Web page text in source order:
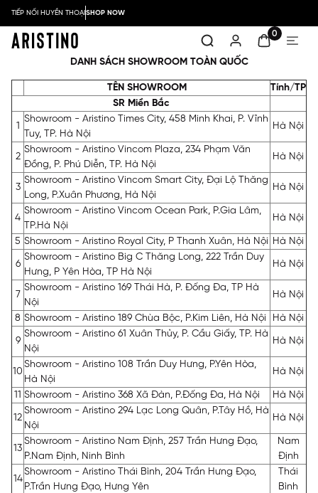
TIẾP NỐI HUYỀN THOẠISHOP NOW
0
DANH SÁCH SHOWROOM TOÀN QUỐC
TÊN SHOWROOM
Tính/TP
SR Miền Bắc
1
Showroom - Aristino Times City, 458 Minh Khai, P. Vĩnh
Tuy, TP. Hà Nội
Hà Nội
2
Showroom - Aristino Vincom Plaza, 234 Phạm Văn
Đồng, P. Phú Diễn, TP. Hà Nội
Hà Nội
3
Showroom - Aristino Vincom Smart City, Đại Lộ Thăng
Long, P.Xuân Phương, Hà Nội
Hà Nội
4
Showroom - Aristino Vincom Ocean Park, P.Gia Lâm,
TP.Hà Nội
Hà Nội
5 Showroom - Aristino Royal City, P Thanh Xuân, Hà Nội Hà Nội
6
Showroom - Aristino Big C Thăng Long, 222 Trần Duy
Hưng, P Yên Hòa, TP Hà Nội
Hà Nội
7
Showroom - Aristino 169 Thái Hà, P. Đống Đa, TP Hà
Nội
Hà Nội
8 Showroom - Aristino 189 Chùa Bộc, P.Kim Liên, Hà Nội Hà Nội
9
Showroom - Aristino 61 Xuân Thủy, P. Cầu Giấy, TP. Hà
Nội
Hà Nội
10
Showroom - Aristino 108 Trần Duy Hưng, P.Yên Hòa,
Hà Nội
Hà Nội
11 Showroom - Aristino 368 Xã Đàn, P.Đống Đa, Hà Nội Hà Nội
12
Showroom - Aristino 294 Lạc Long Quân, P.Tây Hồ, Hà
Nội
Hà Nội
13
Showroom - Aristino Nam Định, 257 Trần Hưng Đạo,
P.Nam Định, Ninh Bình
Nam
Định
14
Showroom - Aristino Thái Bình, 204 Trần Hưng Đạo,
P.Trần Hưng Đạo, Hưng Yên
Thái
Bình